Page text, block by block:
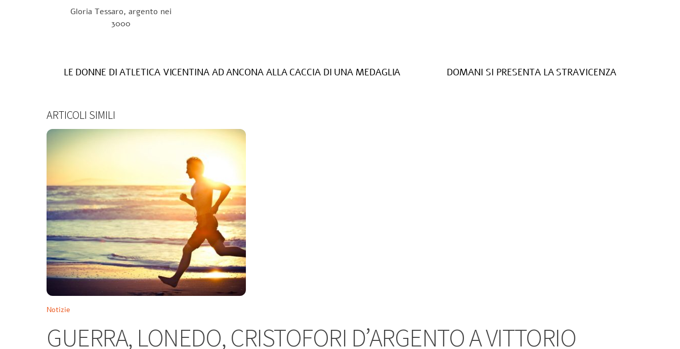
Gloria Tessaro, argento nei
3000
LE DONNE DI ATLETICA VICENTINA AD ANCONA ALLA CACCIA DI UNA MEDAGLIA DOMANI SI PRESENTA LA STRAVICENZA
ARTICOLI SIMILI
Notizie
GUERRA, LONEDO, CRISTOFORI D’ARGENTO A VITTORIO